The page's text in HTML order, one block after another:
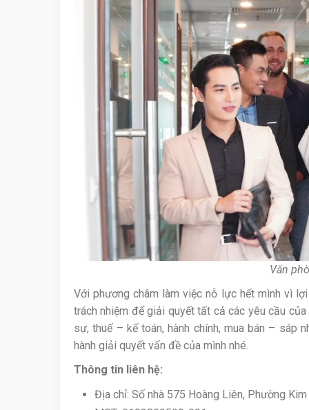
Văn
Với phương châm làm việc nỗ lực hết mình vì
trách nhiệm để giải quyết tất cả các yêu cầu
sự, thuế – kế toán, hành chính, mua bán – sáp
hành giải quyết vấn đề của mình nhé.
Thông tin liên hệ:
Địa chỉ: Số nhà 575 Hoàng Liên, Phường Kim